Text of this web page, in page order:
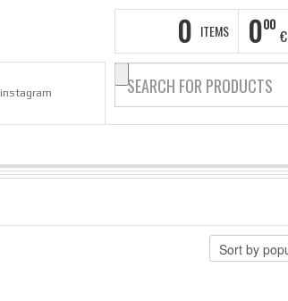
0 ITEMS 000
€
instagram